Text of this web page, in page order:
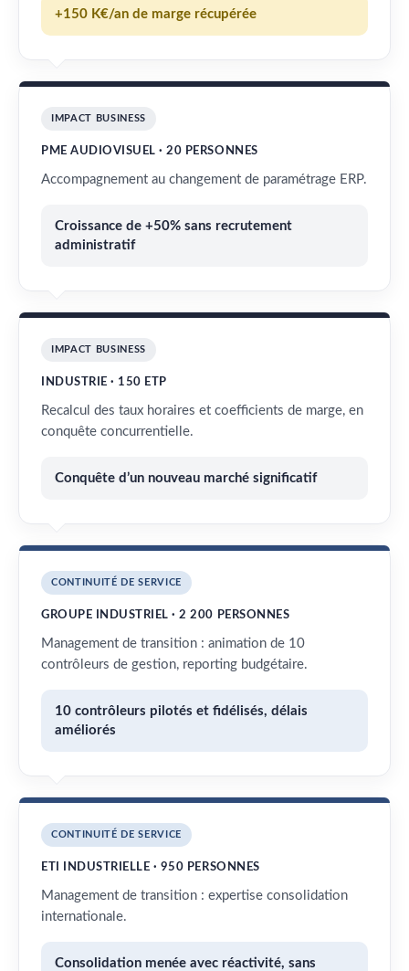
+150 K€/an de marge récupérée
IMPACT BUSINESS
PME AUDIOVISUEL · 20 PERSONNES
Accompagnement au changement de paramétrage ERP.
Croissance de +50% sans recrutement
administratif
IMPACT BUSINESS
INDUSTRIE · 150 ETP
Recalcul des taux horaires et coefficients de marge, en
conquête concurrentielle.
Conquête d’un nouveau marché significatif
CONTINUITÉ DE SERVICE
GROUPE INDUSTRIEL · 2 200 PERSONNES
Management de transition : animation de 10
contrôleurs de gestion, reporting budgétaire.
10 contrôleurs pilotés et fidélisés, délais
améliorés
CONTINUITÉ DE SERVICE
ETI INDUSTRIELLE · 950 PERSONNES
Management de transition : expertise consolidation
internationale.
Consolidation menée avec réactivité, sans